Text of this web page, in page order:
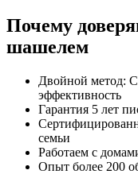
Почему
шашелем
Двойной метод:
эффективность
Гарантия 5 лет
семьи
Работаем с
Опыт более 200